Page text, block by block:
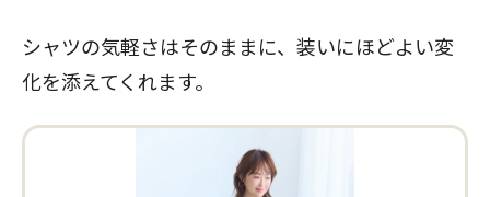
シャツの気軽さはそのままに、装いにほどよい変
化を添えてくれます。